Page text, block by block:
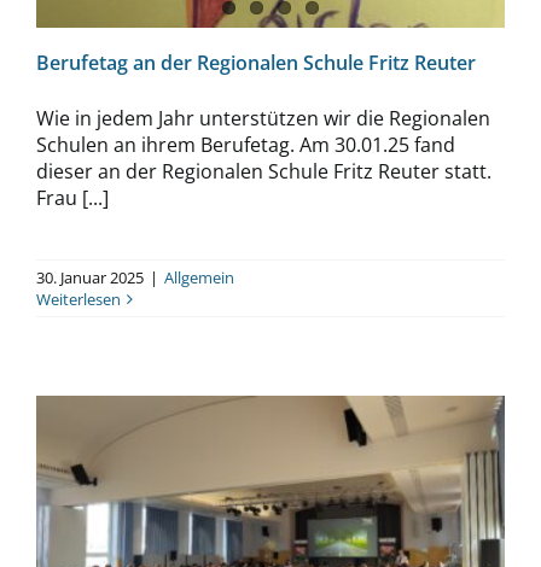
Berufetag an der Regionalen Schule Fritz Reuter
Wie in jedem Jahr unterstützen wir die Regionalen
Schulen an ihrem Berufetag. Am 30.01.25 fand
dieser an der Regionalen Schule Fritz Reuter statt.
Frau [...]
30. Januar 2025 | Allgemein
Weiterlesen
Rückblick: CrashKurs MV 2025